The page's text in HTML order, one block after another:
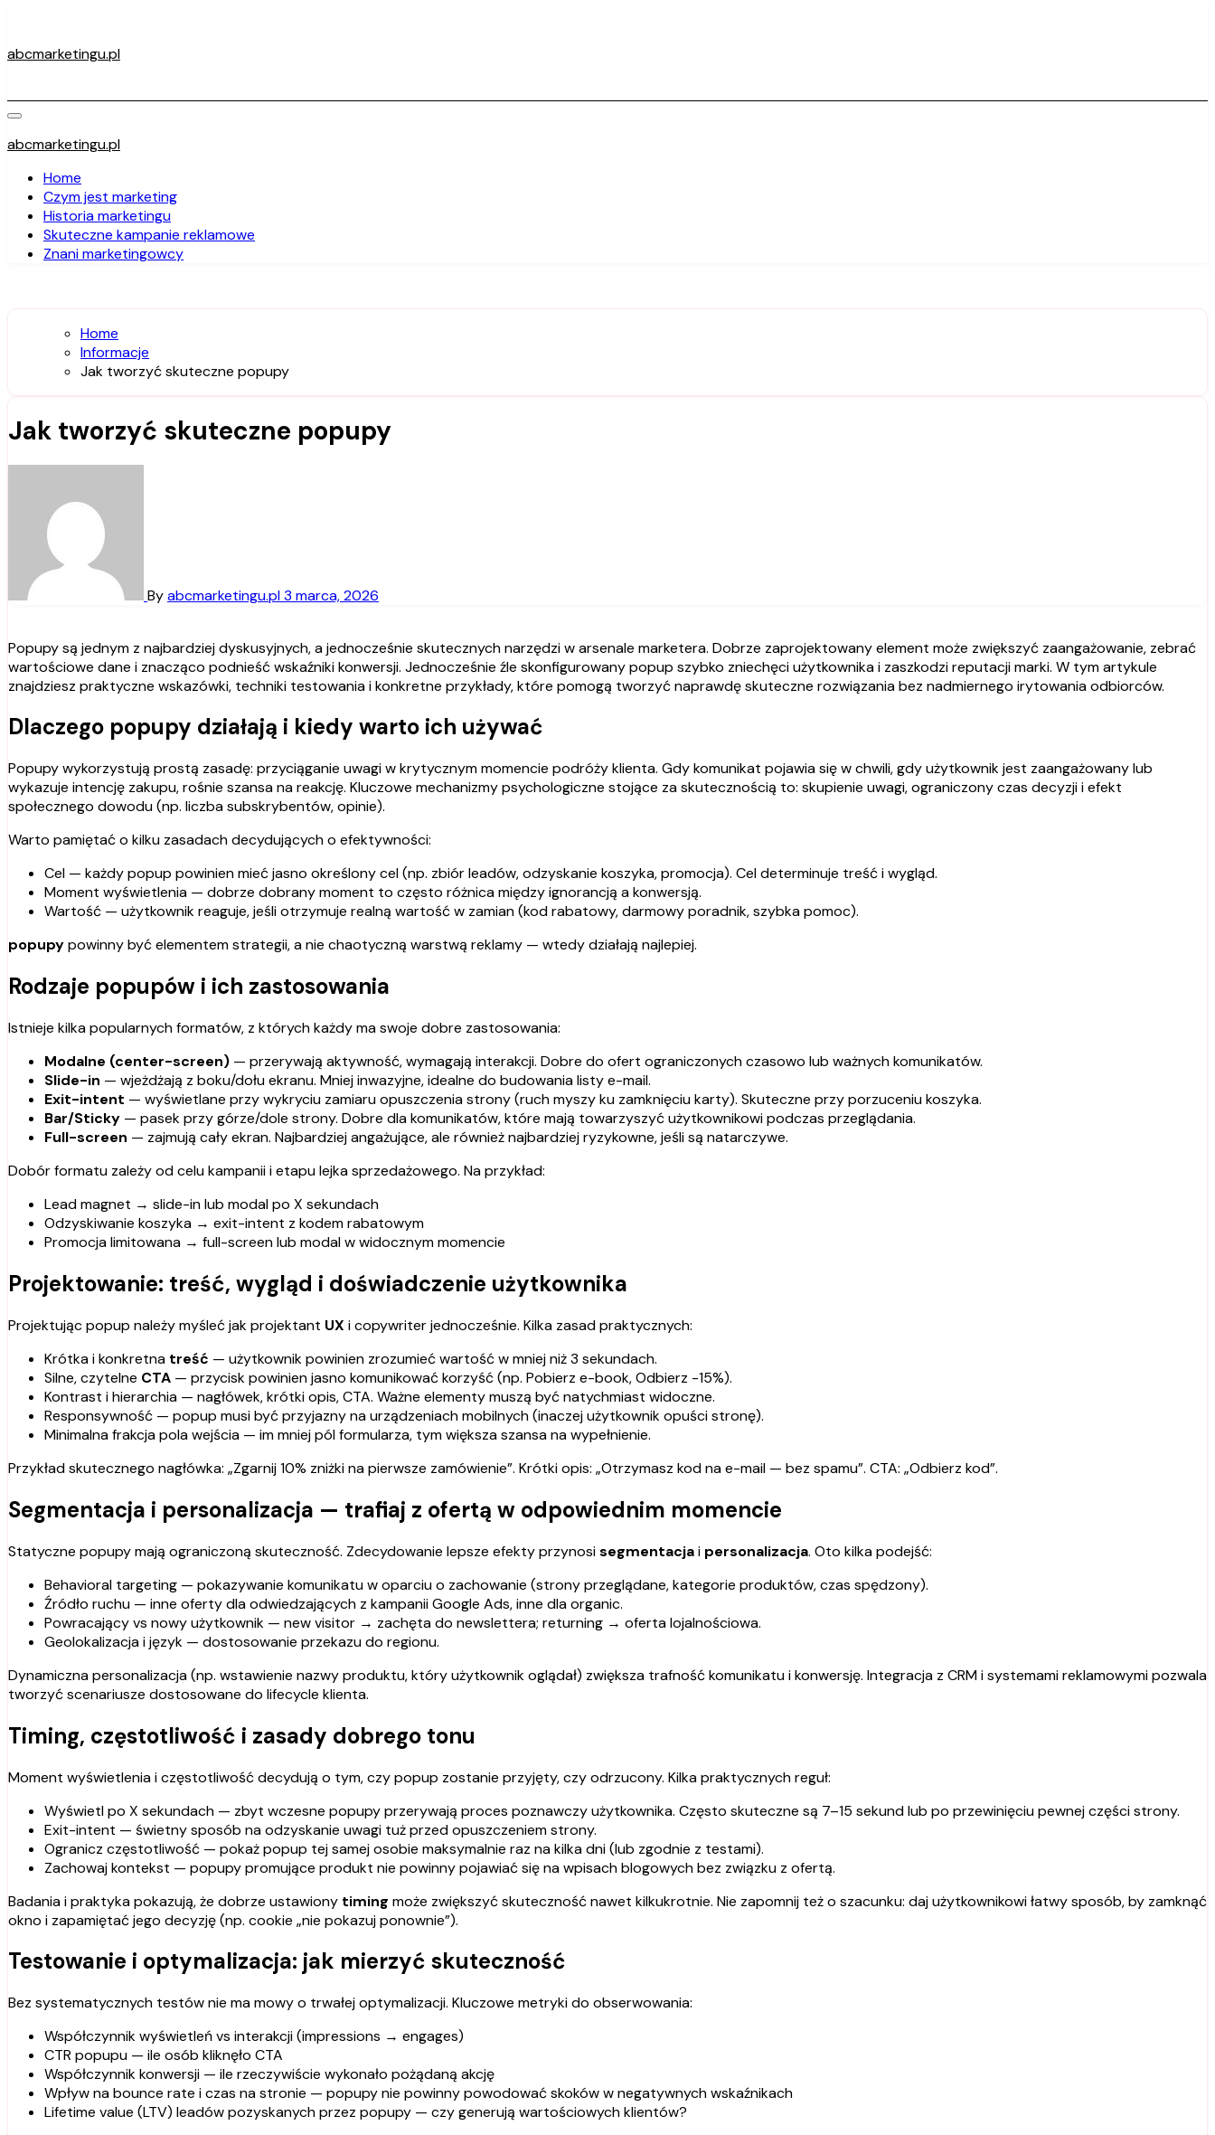
content
abcmarketingu.pl
abcmarketingu.pl
Home
Czym jest marketing
Historia marketingu
Skuteczne kampanie reklamowe
Znani marketingowcy
Home
Informacje
Jak tworzyć skuteczne popupy
Jak tworzyć skuteczne popupy
Byabcmarketingu.pl3 marca, 2026
Popupy są jednym z najbardziej dyskusyjnych, a jednocześnie skutecznych narzędzi w arsenale marketera. Dobrze zaprojektowany element może zwiększyć zaangażowanie, zebrać
wartościowe dane i znacząco podnieść wskaźniki konwersji. Jednocześnie źle skonfigurowany popup szybko zniechęci użytkownika i zaszkodzi reputacji marki. W tym artykule
znajdziesz praktyczne wskazówki, techniki testowania i konkretne przykłady, które pomogą tworzyć naprawdę skuteczne rozwiązania bez nadmiernego irytowania odbiorców.
Dlaczego popupy działają i kiedy warto ich używać
Popupy wykorzystują prostą zasadę: przyciąganie uwagi w krytycznym momencie podróży klienta. Gdy komunikat pojawia się w chwili, gdy użytkownik jest zaangażowany lub
wykazuje intencję zakupu, rośnie szansa na reakcję. Kluczowe mechanizmy psychologiczne stojące za skutecznością to: skupienie uwagi, ograniczony czas decyzji i efekt
społecznego dowodu (np. liczba subskrybentów, opinie).
Warto pamiętać o kilku zasadach decydujących o efektywności:
Cel — każdy popup powinien mieć jasno określony cel (np. zbiór leadów, odzyskanie koszyka, promocja). Cel determinuje treść i wygląd.
Moment wyświetlenia — dobrze dobrany moment to często różnica między ignorancją a konwersją.
Wartość — użytkownik reaguje, jeśli otrzymuje realną wartość w zamian (kod rabatowy, darmowy poradnik, szybka pomoc).
popupypowinny być elementem strategii, a nie chaotyczną warstwą reklamy — wtedy działają najlepiej.
Rodzaje popupów i ich zastosowania
Istnieje kilka popularnych formatów, z których każdy ma swoje dobre zastosowania:
Modalne (center-screen) — przerywają aktywność, wymagają interakcji. Dobre do ofert ograniczonych czasowo lub ważnych komunikatów.
Slide-in — wjeżdżają z boku/dołu ekranu. Mniej inwazyjne, idealne do budowania listy e-mail.
Exit-intent — wyświetlane przy wykryciu zamiaru opuszczenia strony (ruch myszy ku zamknięciu karty). Skuteczne przy porzuceniu koszyka.
Bar/Sticky — pasek przy górze/dole strony. Dobre dla komunikatów, które mają towarzyszyć użytkownikowi podczas przeglądania.
Full-screen — zajmują cały ekran. Najbardziej angażujące, ale również najbardziej ryzykowne, jeśli są natarczywe.
Dobór formatu zależy od celu kampanii i etapu lejka sprzedażowego. Na przykład:
Lead magnet → slide-in lub modal po X sekundach
Odzyskiwanie koszyka → exit-intent z kodem rabatowym
Promocja limitowana → full-screen lub modal w widocznym momencie
Projektowanie: treść, wygląd i doświadczenie użytkownika
Projektując popup należy myśleć jak projektant UX i copywriter jednocześnie. Kilka zasad praktycznych:
Krótka i konkretna treść — użytkownik powinien zrozumieć wartość w mniej niż 3 sekundach.
Silne, czytelne CTA — przycisk powinien jasno komunikować korzyść (np. Pobierz e-book, Odbierz -15%).
Kontrast i hierarchia — nagłówek, krótki opis, CTA. Ważne elementy muszą być natychmiast widoczne.
Responsywność — popup musi być przyjazny na urządzeniach mobilnych (inaczej użytkownik opuści stronę).
Minimalna frakcja pola wejścia — im mniej pól formularza, tym większa szansa na wypełnienie.
Przykład skutecznego nagłówka: „Zgarnij 10% zniżki na pierwsze zamówienie”. Krótki opis: „Otrzymasz kod na e-mail — bez spamu”. CTA: „Odbierz kod”.
Segmentacja i personalizacja — trafiaj z ofertą w odpowiednim momencie
Statyczne popupy mają ograniczoną skuteczność. Zdecydowanie lepsze efekty przynosisegmentacjai personalizacja. Oto kilka podejść:
Behavioral targeting — pokazywanie komunikatu w oparciu o zachowanie (strony przeglądane, kategorie produktów, czas spędzony).
Źródło ruchu — inne oferty dla odwiedzających z kampanii Google Ads, inne dla organic.
Powracający vs nowy użytkownik — new visitor → zachęta do newslettera; returning → oferta lojalnościowa.
Geolokalizacja i język — dostosowanie przekazu do regionu.
Dynamiczna personalizacja (np. wstawienie nazwy produktu, który użytkownik oglądał) zwiększa trafność komunikatu i konwersję. Integracja z CRM i systemami reklamowymi pozwala
tworzyć scenariusze dostosowane do lifecycle klienta.
Timing, częstotliwość i zasady dobrego tonu
Moment wyświetlenia i częstotliwość decydują o tym, czy popup zostanie przyjęty, czy odrzucony. Kilka praktycznych reguł:
Wyświetl po X sekundach — zbyt wczesne popupy przerywają proces poznawczy użytkownika. Często skuteczne są 7–15 sekund lub po przewinięciu pewnej części strony.
Exit-intent — świetny sposób na odzyskanie uwagi tuż przed opuszczeniem strony.
Ogranicz częstotliwość — pokaż popup tej samej osobie maksymalnie raz na kilka dni (lub zgodnie z testami).
Zachowaj kontekst — popupy promujące produkt nie powinny pojawiać się na wpisach blogowych bez związku z ofertą.
Badania i praktyka pokazują, że dobrze ustawiony timing może zwiększyć skuteczność nawet kilkukrotnie. Nie zapomnij też o szacunku: daj użytkownikowi łatwy sposób, by zamknąć
okno i zapamiętać jego decyzję (np. cookie „nie pokazuj ponownie”).
Testowanie i optymalizacja: jak mierzyć skuteczność
Bez systematycznych testów nie ma mowy o trwałej optymalizacji. Kluczowe metryki do obserwowania:
Współczynnik wyświetleń vs interakcji (impressions → engages)
CTR popupu — ile osób kliknęło CTA
Współczynnik konwersji — ile rzeczywiście wykonało pożądaną akcję
Wpływ na bounce rate i czas na stronie — popupy nie powinny powodować skoków w negatywnych wskaźnikach
Lifetime value (LTV) leadów pozyskanych przez popupy — czy generują wartościowych klientów?